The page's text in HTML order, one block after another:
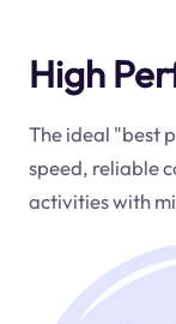
High
The ideal "best
speed, reliable
activities with